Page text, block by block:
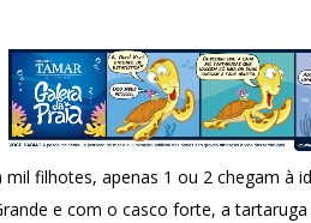
mil filhotes, apenas 1 ou 2 chegam à
e com o casco forte, a